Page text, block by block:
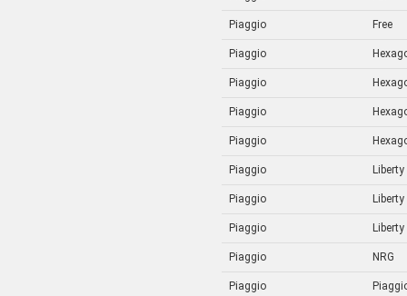
Piaggio Free
Piaggio
Piaggio
Piaggio
Piaggio
Piaggio Liberty
Piaggio Liberty
Piaggio Liberty
Piaggio NRG
Piaggio